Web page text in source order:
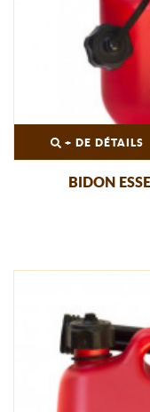
+ DE DÉTAILS
BIDON